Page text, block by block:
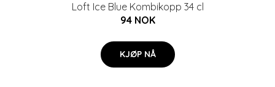
Loft Ice Blue Kombikopp 34 cl
94 NOK
KJØP NÅ